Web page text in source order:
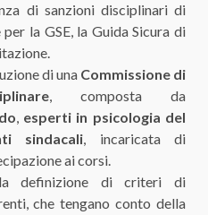
di sanzioni disciplinari di
la GSE, la Guida Sicura di
di una Commissione di
, composta da
, esperti in psicologia del
sindacali, incaricata di
ai corsi.
definizione di criteri di
che tengano conto della